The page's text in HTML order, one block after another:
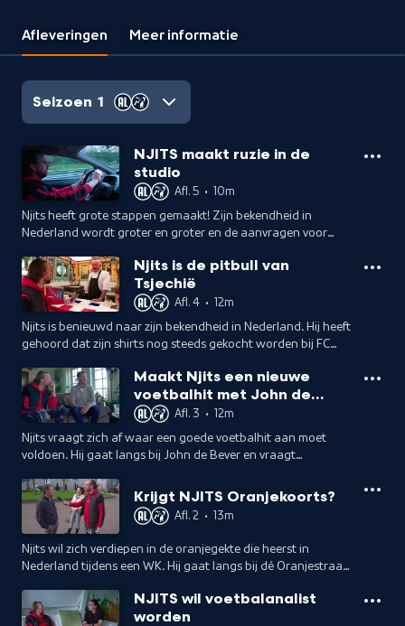
Afleveringen Meer informatie
Seizoen 1
NJITS maakt ruzie in de
studio
Afl. 5 • 10m
Njits heeft grote stappen gemaakt! Zijn bekendheid in
Nederland wordt groter en groter en de aanvragen voor
lukken op Nederlandse televisie te komen?
Njits is de pitbull van
Tsjechië
Afl. 4 • 12m
Njits is benieuwd naar zijn bekendheid in Nederland. Hij heeft
gehoord dat zijn shirts nog steeds gekocht worden bij FC
teleurgesteld?
Maakt Njits een nieuwe
voetbalhit met John de
Bever?Afl. 3 • 12m
Njits vraagt zich af waar een goede voetbalhit aan moet
voldoen. Hij gaat langs bij John de Bever en vraagt
nog eens hit uitbrengen met Njits?Krijgt NJITS Oranjekoorts?
Afl. 2 • 13m
Njits wil zich verdiepen in de oranjegekte die heerst in
Nederland tijdens een WK. Hij gaat langs bij dé Oranjestraat
van Gaal. Wil Jos iets loslaten over de tactiek van Van Gaal?
NJITS wil voetbalanalist
worden